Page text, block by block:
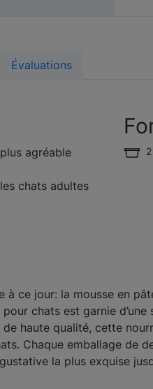
Évaluations
agréable
chats adultes
ce jour: la mousse en
chats est garnie
haute qualité, cette
Chaque emballage de
la plus exquise